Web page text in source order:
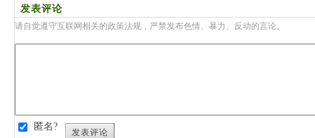
发表评论
请自觉遵守互联网相关的政策法规，严禁发布色情、暴力、反动的言论。
匿名?
发表评论